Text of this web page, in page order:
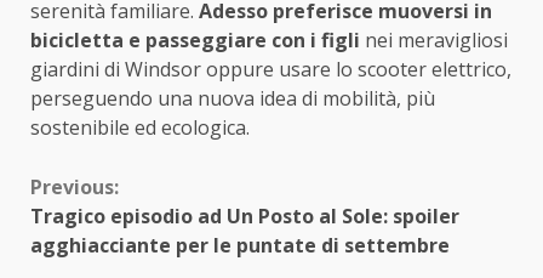
serenità familiare. Adesso preferisce muoversi in
bicicletta e passeggiare con i figli nei meravigliosi
giardini di Windsor oppure usare lo scooter elettrico,
perseguendo una nuova idea di mobilità, più
sostenibile ed ecologica.
Continue
Reading
Previous:
Tragico episodio ad Un Posto al Sole: spoiler
agghiacciante per le puntate di settembre